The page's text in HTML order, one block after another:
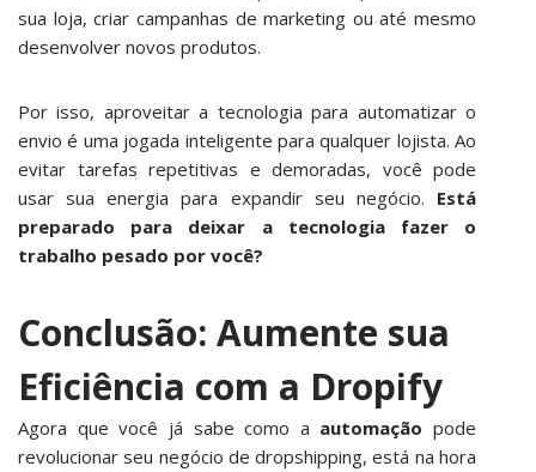
sua loja, criar campanhas de marketing ou até mesmo
desenvolver novos produtos.
Por isso, aproveitar a tecnologia para automatizar o
envio é uma jogada inteligente para qualquer lojista. Ao
evitar tarefas repetitivas e demoradas, você pode
usar sua energia para expandir seu negócio. Está
preparado para deixar a tecnologia fazer o
trabalho pesado por você?
Conclusão: Aumente sua
Eficiência com a Dropify
Agora que você já sabe como a automação pode
revolucionar seu negócio de dropshipping, está na hora